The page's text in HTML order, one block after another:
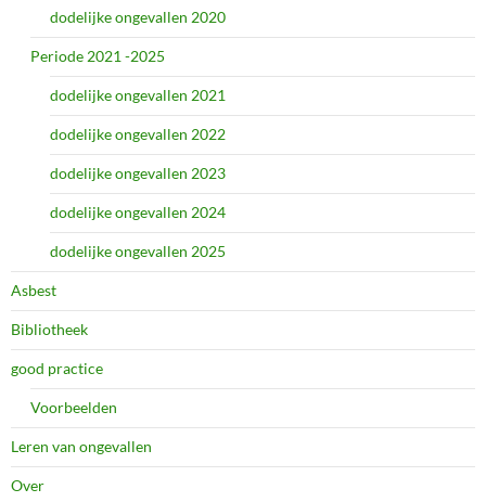
dodelijke ongevallen 2020
Periode 2021 -2025
dodelijke ongevallen 2021
dodelijke ongevallen 2022
dodelijke ongevallen 2023
dodelijke ongevallen 2024
dodelijke ongevallen 2025
Asbest
Bibliotheek
good practice
Voorbeelden
Leren van ongevallen
Over